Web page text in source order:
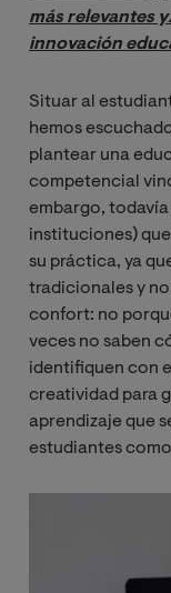
más relevantes
innovación
Situar al
hemos
plantear una
competencial
embargo,
instituciones)
su práctica, ya
tradicionales y
confort: no
veces no saben
identifiquen con
creatividad para
aprendizaje que
estudiantes